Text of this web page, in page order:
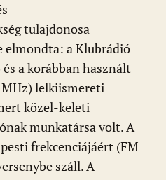
ai
l
t za
m
e
g
tulajdonosa
elmondta: a Klubrádió
a korábban használt
lelkiismereti
közel-keleti
munkatársa volt. A
frekcenciájáért (FM
száll. A